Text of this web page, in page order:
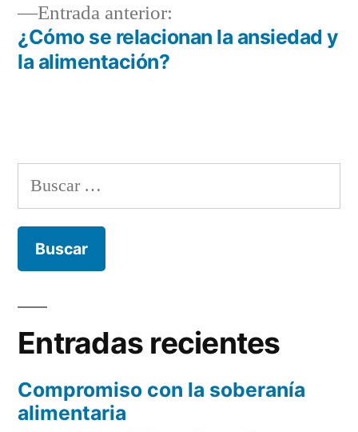
entradas
Entrada anterior:
anterior:
¿Cómo se relacionan la ansiedad y
la alimentación?
Buscar:
Entradas recientes
Compromiso con la soberanía
alimentaria